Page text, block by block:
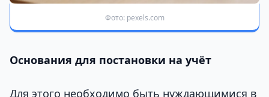
Фото: pexels.com
Основания для постановки на учёт
Для этого необходимо быть нуждающимися в